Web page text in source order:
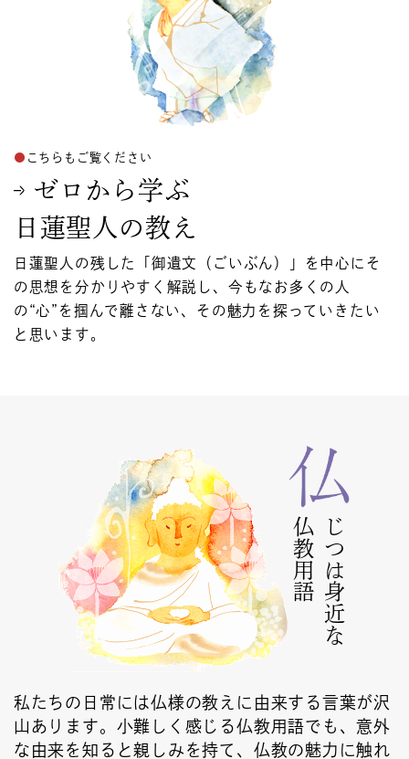
こちらもご覧ください
ゼロから学ぶ
日蓮聖人の教え
日蓮聖人の残した「御遺文（ごいぶん）」を中心にそ
の思想を分かりやすく解説し、今もなお多くの人
の“心”を掴んで離さない、その魅力を探っていきたい
と思います。
じつは身近な
仏教用語
私たちの日常には仏様の教えに由来する言葉が沢
山あります。小難しく感じる仏教用語でも、意外
な由来を知ると親しみを持て、仏教の魅力に触れ